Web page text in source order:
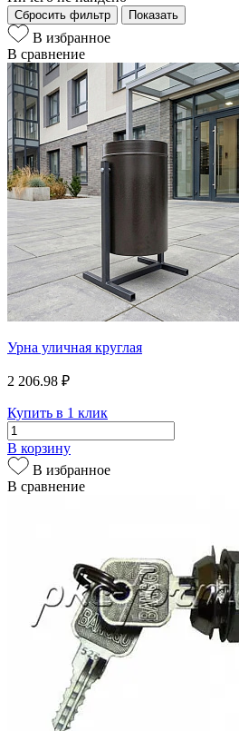
Сбросить фильтр Показать
В избранное
В сравнение
Урна уличная круглая
2 206.98 ₽
Купить в 1 клик
В корзину
В избранное
В сравнение